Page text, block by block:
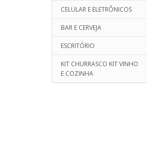
CELULAR E ELETRÔNICOS
BAR E CERVEJA
ESCRITÓRIO
KIT CHURRASCO KIT VINHO
E COZINHA